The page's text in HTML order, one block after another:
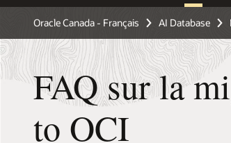
Oracle Canada - Français AI Database
FAQ sur la
to OCI